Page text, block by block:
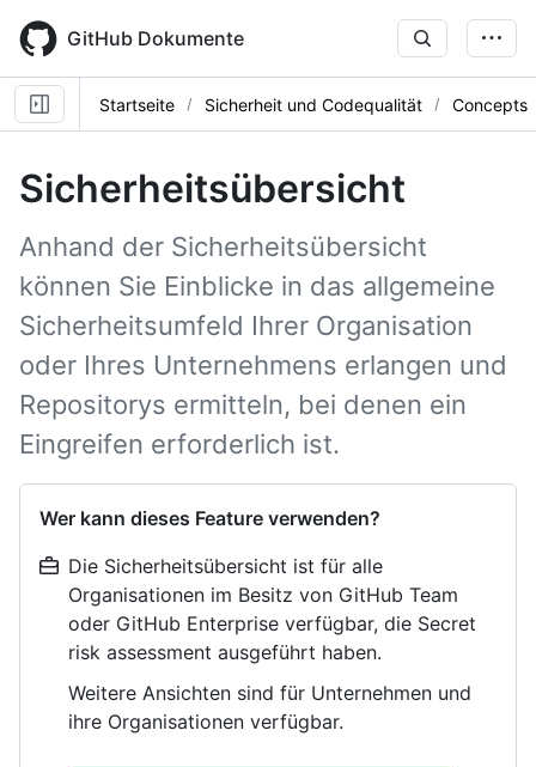
main
content
GitHub Dokumente
Startseite Sicherheit und Codequalität Concepts
Sicherheitsübersicht
Anhand der Sicherheitsübersicht
können Sie Einblicke in das allgemeine
Sicherheitsumfeld Ihrer Organisation
oder Ihres Unternehmens erlangen und
Repositorys ermitteln, bei denen ein
Eingreifen erforderlich ist.
Wer kann dieses Feature verwenden?
Die Sicherheitsübersicht ist für alle
Organisationen im Besitz von GitHub Team
oder GitHub Enterprise verfügbar, die Secret
risk assessment ausgeführt haben.
Weitere Ansichten sind für Unternehmen und
ihre Organisationen verfügbar.